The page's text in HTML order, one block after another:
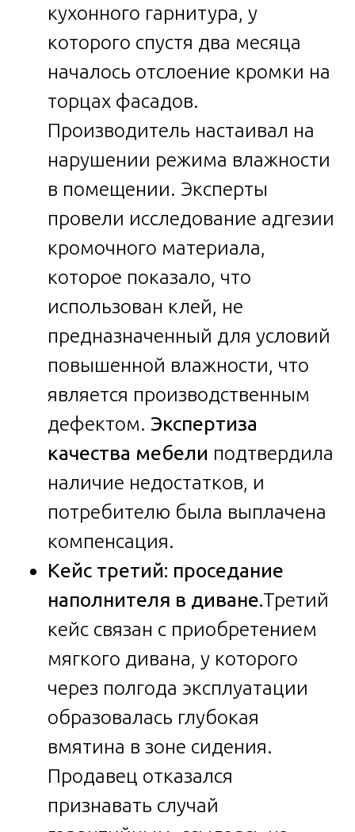
кухонного гарнитура, у
которого спустя два месяца
началось отслоение кромки на
торцах фасадов.
Производитель настаивал на
нарушении режима влажности
в помещении. Эксперты
провели исследование адгезии
кромочного материала,
которое показало, что
использован клей, не
предназначенный для условий
повышенной влажности, что
является производственным
дефектом. Экспертиза
качества мебели подтвердила
наличие недостатков, и
потребителю была выплачена
компенсация.
Кейс третий: проседание
наполнителя в диване.Третий
кейс связан с приобретением
мягкого дивана, у которого
через полгода эксплуатации
образовалась глубокая
вмятина в зоне сидения.
Продавец отказался
признавать случай